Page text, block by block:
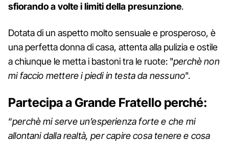
sfiorando a volte i limiti della presunzione.
Dotata di un aspetto molto sensuale e prosperoso, è
una perfetta donna di casa, attenta alla pulizia e ostile
a chiunque le metta i bastoni tra le ruote: "perchè non
mi faccio mettere i piedi in testa da nessuno".
Partecipa a Grande Fratello perché:
“perchè mi serve un’esperienza forte e che mi
allontani dalla realtà, per capire cosa tenere e cosa